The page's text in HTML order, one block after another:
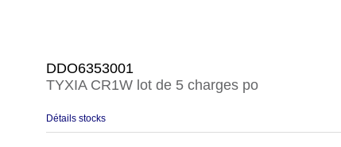
DDO6353001
TYXIA CR1W lot de 5 charges po
Détails stocks